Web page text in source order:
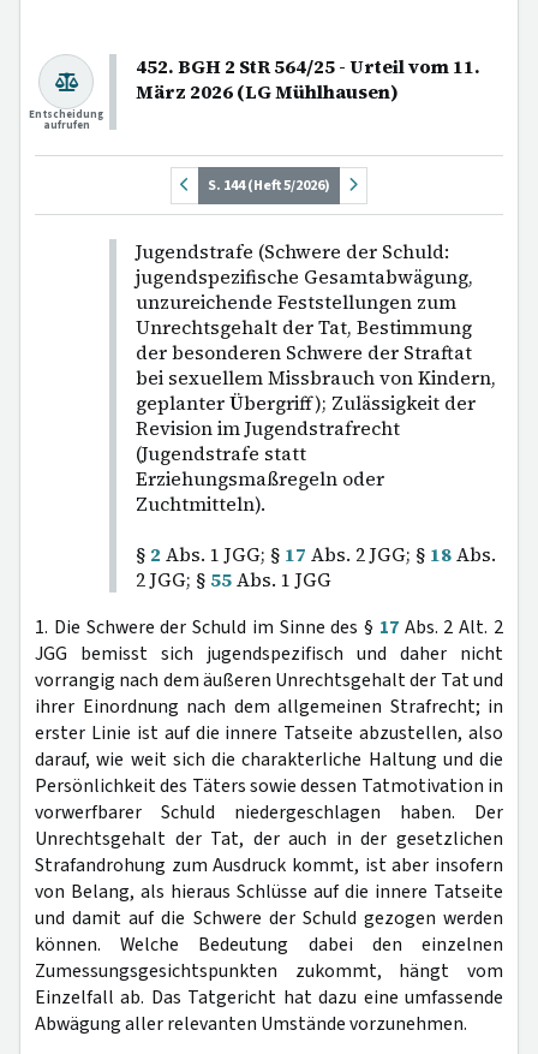
452. BGH 2 StR 564/25 - Urteil vom 11.
März 2026 (LG Mühlhausen)
Entscheidung
aufrufen
S. 144 (Heft 5/2026)
Jugendstrafe (Schwere der Schuld:
jugendspezifische Gesamtabwägung,
unzureichende Feststellungen zum
Unrechtsgehalt der Tat, Bestimmung
der besonderen Schwere der Straftat
bei sexuellem Missbrauch von Kindern,
geplanter Übergriff); Zulässigkeit der
Revision im Jugendstrafrecht
(Jugendstrafe statt
Erziehungsmaßregeln oder
Zuchtmitteln).
§ 2 Abs. 1 JGG; § 17 Abs. 2 JGG; § 18Abs.
2 JGG; § 55Abs. 1 JGG
1. Die Schwere der Schuld im Sinne des § 17Abs. 2 Alt. 2
JGG bemisst sich jugendspezifisch und daher nicht
vorrangig nach dem äußeren Unrechtsgehalt der Tat und
ihrer Einordnung nach dem allgemeinen Strafrecht; in
erster Linie ist auf die innere Tatseite abzustellen, also
darauf, wie weit sich die charakterliche Haltung und die
Persönlichkeit des Täters sowie dessen Tatmotivation in
vorwerfbarer Schuld niedergeschlagen haben. Der
Unrechtsgehalt der Tat, der auch in der gesetzlichen
Strafandrohung zum Ausdruck kommt, ist aber insofern
von Belang, als hieraus Schlüsse auf die innere Tatseite
und damit auf die Schwere der Schuld gezogen werden
können. Welche Bedeutung dabei den einzelnen
Zumessungsgesichtspunkten zukommt, hängt vom
Einzelfall ab. Das Tatgericht hat dazu eine umfassende
Abwägung aller relevanten Umstände vorzunehmen.